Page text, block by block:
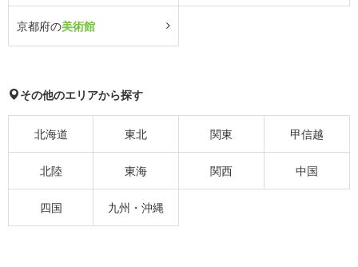
京都府の美術館
その他のエリアから探す
北海道 東北 関東 甲信越
北陸 東海 関西 中国
四国 九州・沖縄